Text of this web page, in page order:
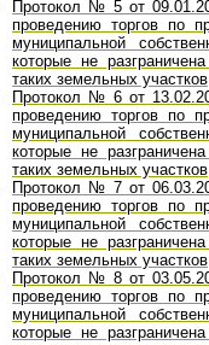
Протокол № 5 от
проведению торгов по
муниципальной
которые не
таких земельных
Протокол № 6 от
проведению торгов по
муниципальной
которые не
таких земельных
Протокол № 7 от
проведению торгов по
муниципальной
которые не
таких земельных
Протокол № 8 от
проведению торгов по
муниципальной
которые не